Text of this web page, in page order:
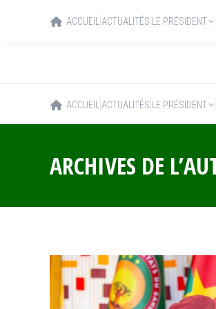
ACCUEIL ACTUALITÉS LE PRÉSIDENT
ARCHIVES DE
ACCUEIL ACTUALITÉS LE PRÉSIDENT